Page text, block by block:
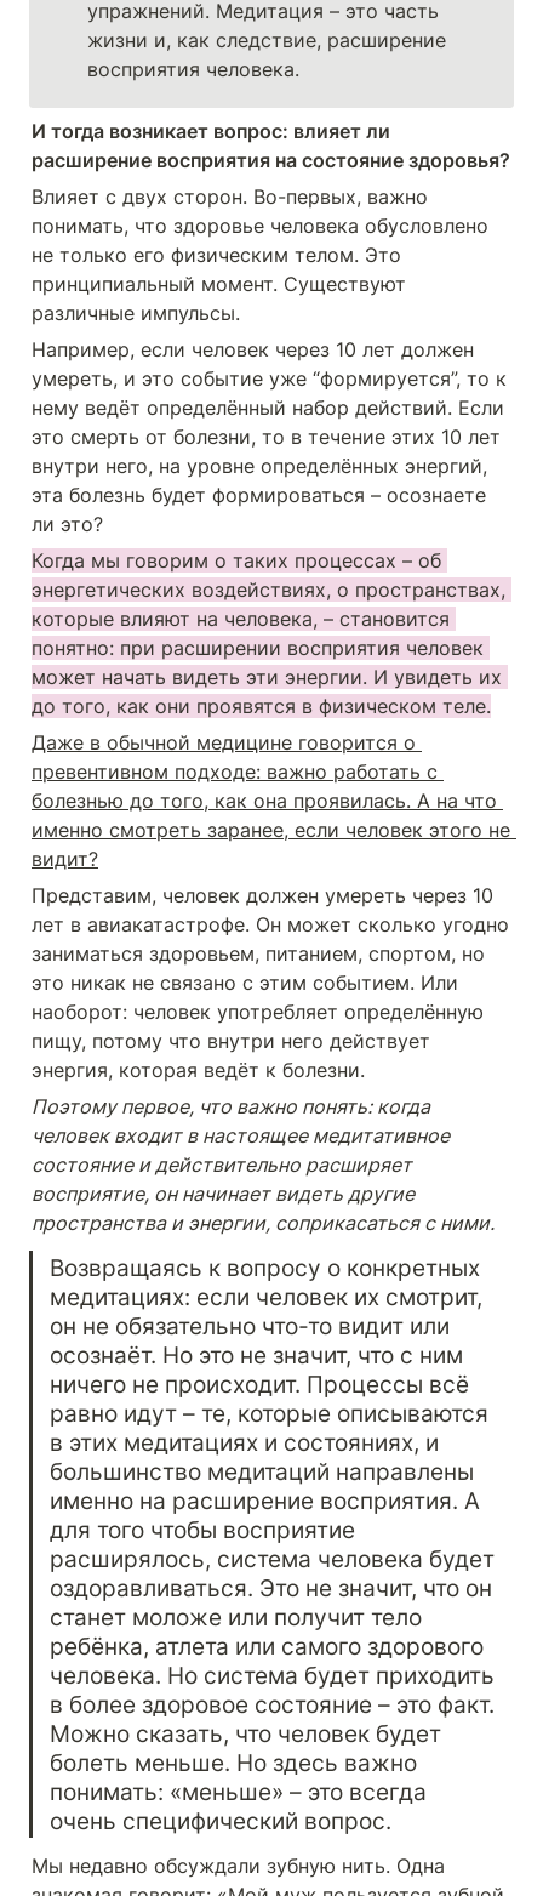
упражнений. Медитация – это часть
жизни и, как следствие, расширение
восприятия человека.
И тогда возникает вопрос: влияет ли
расширение восприятия на состояние здоровья?
Влияет с двух сторон. Во-первых, важно
понимать, что здоровье человека обусловлено
не только его физическим телом. Это
принципиальный момент. Существуют
различные импульсы.
Например, если человек через 10 лет должен
умереть, и это событие уже “формируется”, то к
нему ведёт определённый набор действий. Если
это смерть от болезни, то в течение этих 10 лет
внутри него, на уровне определённых энергий,
эта болезнь будет формироваться – осознаете
ли это?
Когда мы говорим о таких процессах – об
энергетических воздействиях, о пространствах,
которые влияют на человека, – становится
понятно: при расширении восприятия человек
может начать видеть эти энергии. И увидеть их
до того, как они проявятся в физическом теле.
Даже в обычной медицине говорится о
превентивном подходе: важно работать с
болезнью до того, как она проявилась. А на что
именно смотреть заранее, если человек этого не
видит?
Представим, человек должен умереть через 10
лет в авиакатастрофе. Он может сколько угодно
заниматься здоровьем, питанием, спортом, но
это никак не связано с этим событием. Или
наоборот: человек употребляет определённую
пищу, потому что внутри него действует
энергия, которая ведёт к болезни.
Поэтому первое, что важно понять: когда
человек входит в настоящее медитативное
состояние и действительно расширяет
восприятие, он начинает видеть другие
пространства и энергии, соприкасаться с ними.
Возвращаясь к вопросу о конкретных
медитациях: если человек их смотрит,
он не обязательно что-то видит или
осознаёт. Но это не значит, что с ним
ничего не происходит. Процессы всё
равно идут – те, которые описываются
в этих медитациях и состояниях, и
большинство медитаций направлены
именно на расширение восприятия. А
для того чтобы восприятие
расширялось, система человека будет
оздоравливаться. Это не значит, что он
станет моложе или получит тело
ребёнка, атлета или самого здорового
человека. Но система будет приходить
в более здоровое состояние – это факт.
Можно сказать, что человек будет
болеть меньше. Но здесь важно
понимать: «меньше» – это всегда
очень специфический вопрос.
Мы недавно обсуждали зубную нить. Одна